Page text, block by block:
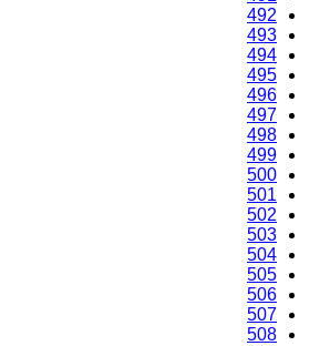
492
493
494
495
496
497
498
499
500
501
502
503
504
505
506
507
508